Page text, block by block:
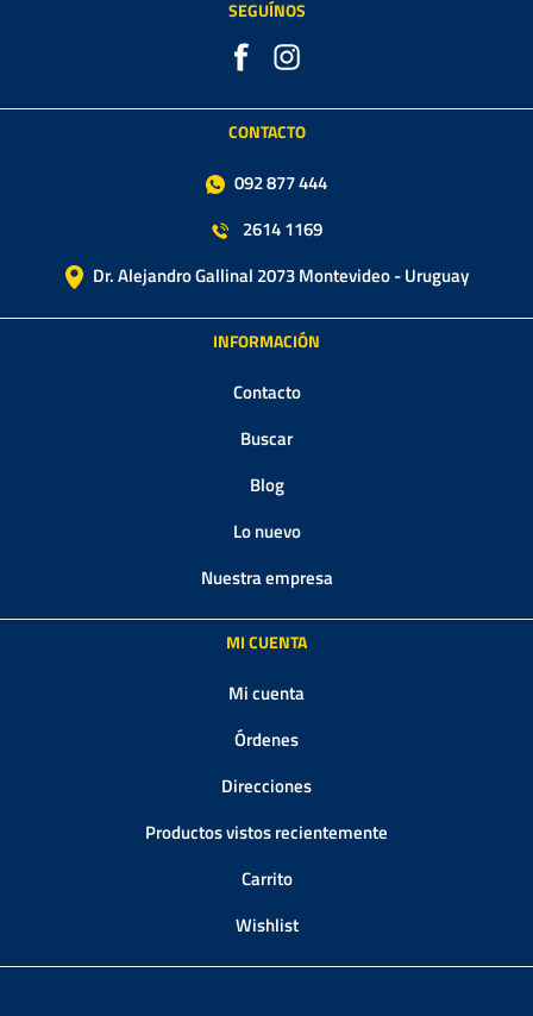
SEGUÍNOS
CONTACTO
092 877 444
2614 1169
Dr. Alejandro Gallinal 2073 Montevideo - Uruguay
INFORMACIÓN
Contacto
Buscar
Blog
Lo nuevo
Nuestra empresa
MI CUENTA
Mi cuenta
Órdenes
Direcciones
Productos vistos recientemente
Carrito
Wishlist